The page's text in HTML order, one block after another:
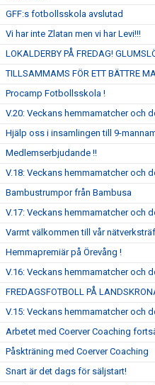
GFF:s fotbollsskola avslutad
Vi har inte Zlatan men vi har Levi!!!
LOKALDERBY PÅ FREDAG!
TILLSAMMAMS FÖR ETT BÄTTRE
Procamp Fotbollsskola !
V.20: Veckans hemmamatcher och
Hjälp oss i insamlingen till 9-
Medlemserbjudande !!
V.18: Veckans hemmamatcher och
Bambustrumpor från Bambusa
V.17: Veckans hemmamatcher och
Varmt välkommen till vår
Hemmapremiär på Örevång !
V.16: Veckans hemmamatcher och
FREDAGSFOTBOLL PÅ
V.15: Veckans hemmamatcher och
Arbetet med Coerver Coaching
Påskträning med Coerver Coaching
Snart är det dags för säljstart!